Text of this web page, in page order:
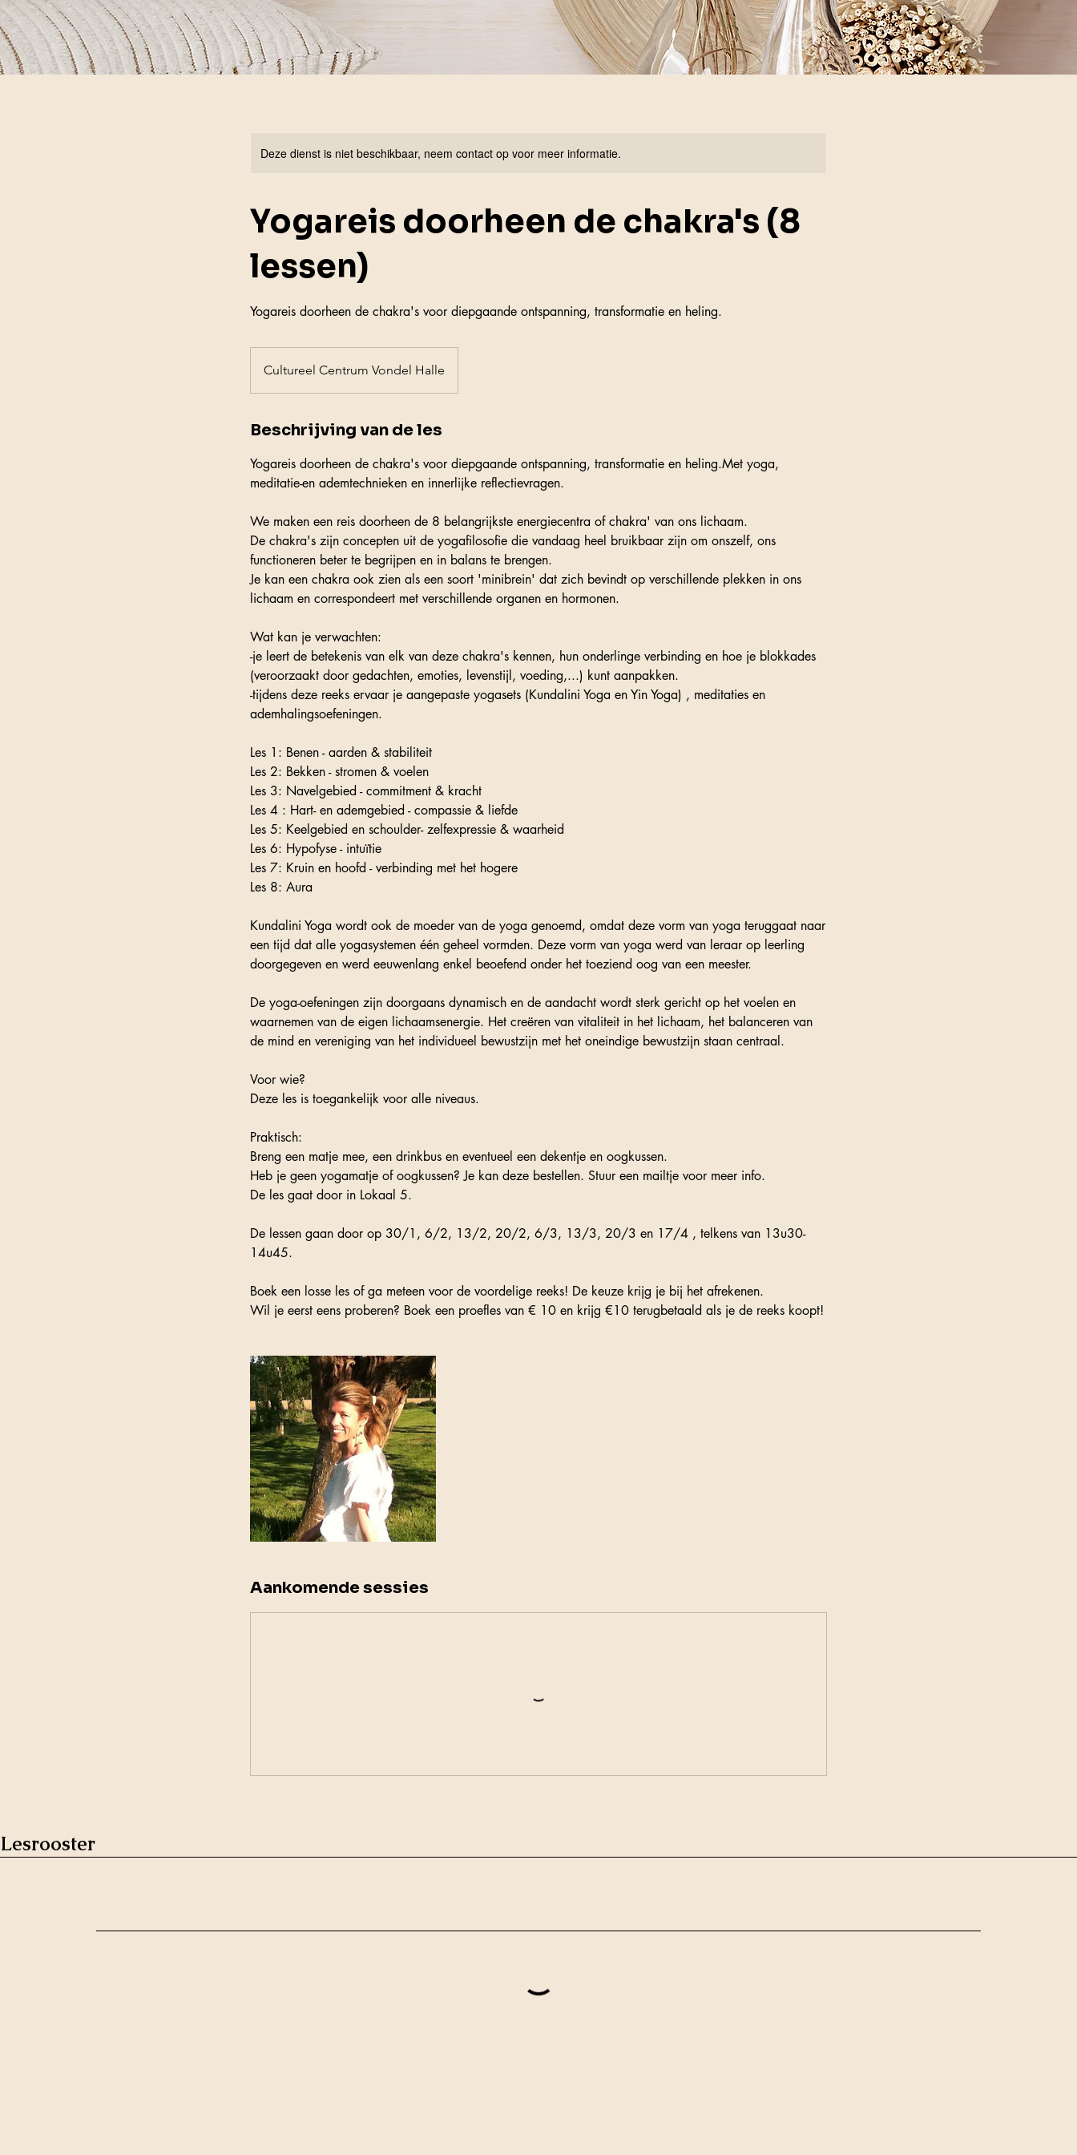
Deze dienst is niet beschikbaar, neem contact op voor meer informatie.
Yogareis doorheen de chakra's (8
lessen)
Yogareis doorheen de chakra's voor diepgaande ontspanning, transformatie en heling.
Cultureel Centrum Vondel Halle
Beschrijving van de les
Yogareis doorheen de chakra's voor diepgaande ontspanning, transformatie en heling.Met yoga,
meditatie-en ademtechnieken en innerlijke reflectievragen.
We maken een reis doorheen de 8 belangrijkste energiecentra of chakra' van ons lichaam.
De chakra's zijn concepten uit de yogafilosofie die vandaag heel bruikbaar zijn om onszelf, ons
functioneren beter te begrijpen en in balans te brengen.
Je kan een chakra ook zien als een soort 'minibrein' dat zich bevindt op verschillende plekken in ons
lichaam en correspondeert met verschillende organen en hormonen.
Wat kan je verwachten:
-je leert de betekenis van elk van deze chakra's kennen, hun onderlinge verbinding en hoe je blokkades
(veroorzaakt door gedachten, emoties, levenstijl, voeding,...) kunt aanpakken.
-tijdens deze reeks ervaar je aangepaste yogasets (Kundalini Yoga en Yin Yoga) , meditaties en
ademhalingsoefeningen.
Les 1: Benen - aarden & stabiliteit
Les 2: Bekken - stromen & voelen
Les 3: Navelgebied - commitment & kracht
Les 4 : Hart- en ademgebied - compassie & liefde
Les 5: Keelgebied en schoulder- zelfexpressie & waarheid
Les 6: Hypofyse - intuïtie
Les 7: Kruin en hoofd - verbinding met het hogere
Les 8: Aura
Kundalini Yoga wordt ook de moeder van de yoga genoemd, omdat deze vorm van yoga teruggaat naar
een tijd dat alle yogasystemen één geheel vormden. Deze vorm van yoga werd van leraar op leerling
doorgegeven en werd eeuwenlang enkel beoefend onder het toeziend oog van een meester.
De yoga-oefeningen zijn doorgaans dynamisch en de aandacht wordt sterk gericht op het voelen en
waarnemen van de eigen lichaamsenergie. Het creëren van vitaliteit in het lichaam, het balanceren van
de mind en vereniging van het individueel bewustzijn met het oneindige bewustzijn staan centraal.
Voor wie?
Deze les is toegankelijk voor alle niveaus.
Praktisch:
Breng een matje mee, een drinkbus en eventueel een dekentje en oogkussen.
Heb je geen yogamatje of oogkussen? Je kan deze bestellen. Stuur een mailtje voor meer info.
De les gaat door in Lokaal 5.
De lessen gaan door op 30/1, 6/2, 13/2, 20/2, 6/3, 13/3, 20/3 en 17/4 , telkens van 13u30-
14u45.
Boek een losse les of ga meteen voor de voordelige reeks! De keuze krijg je bij het afrekenen.
Wil je eerst eens proberen? Boek een proefles van € 10 en krijg €10 terugbetaald als je de reeks koopt!
Aankomende sessies
Lesrooster